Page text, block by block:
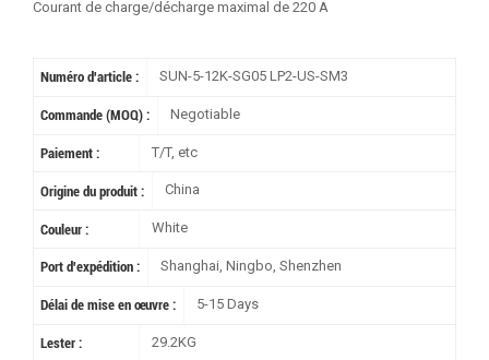
Courant de charge/décharge maximal de 220 A
Numéro d'article : SUN-5-12K-SG05 LP2-US-SM3
Commande (MOQ) : Negotiable
Paiement : T/T, etc
Origine du produit : China
Couleur : White
Port d'expédition : Shanghai, Ningbo, Shenzhen
Délai de mise en œuvre : 5-15 Days
Lester : 29.2KG